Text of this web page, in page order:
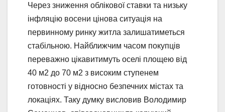
Через зниження облікової ставки та низьку
інфляцію восени цінова ситуація на
первинному ринку житла залишатиметься
стабільною. Найближчим часом покупців
переважно цікавитимуть оселі площею від
40 м2 до 70 м2 з високим ступенем
готовності у відносно безпечних містах та
локаціях. Таку думку висловив Володимир